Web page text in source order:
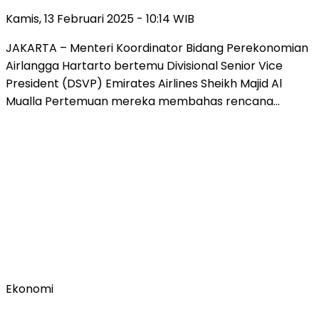
Kamis, 13 Februari 2025 - 10:14 WIB
JAKARTA – Menteri Koordinator Bidang Perekonomian
Airlangga Hartarto bertemu Divisional Senior Vice
President (DSVP) Emirates Airlines Sheikh Majid Al
Mualla Pertemuan mereka membahas rencana…
Ekonomi